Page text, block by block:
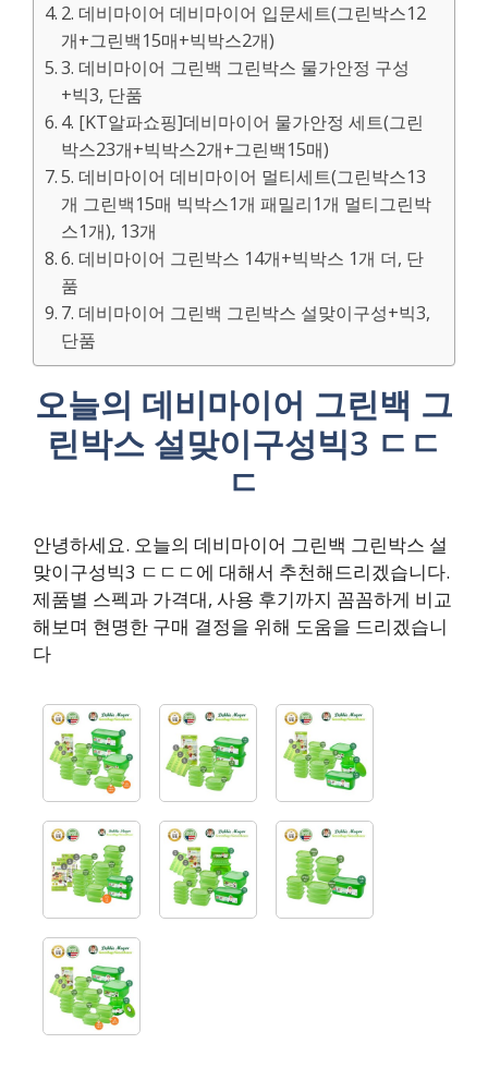
2. 데비마이어 데비마이어 입문세트(그린박스12
개+그린백15매+빅박스2개)
3. 데비마이어 그린백 그린박스 물가안정 구성
+빅3, 단품
4. [KT알파쇼핑]데비마이어 물가안정 세트(그린
박스23개+빅박스2개+그린백15매)
5. 데비마이어 데비마이어 멀티세트(그린박스13
개 그린백15매 빅박스1개 패밀리1개 멀티그린박
스1개), 13개
6. 데비마이어 그린박스 14개+빅박스 1개 더, 단
품
7. 데비마이어 그린백 그린박스 설맞이구성+빅3,
단품
오늘의 데비마이어 그린백 그
린박스 설맞이구성빅3 ㄷㄷ
ㄷ
안녕하세요. 오늘의 데비마이어 그린백 그린박스 설
맞이구성빅3 ㄷㄷㄷ에 대해서 추천해드리겠습니다.
제품별 스펙과 가격대, 사용 후기까지 꼼꼼하게 비교
해보며 현명한 구매 결정을 위해 도움을 드리겠습니
다